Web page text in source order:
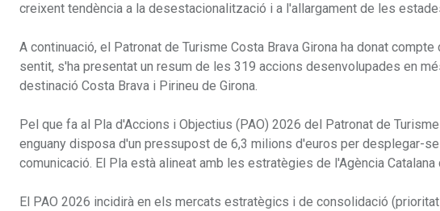
creixent tendència a la desestacionalització i a l'allargament de les
A continuació, el Patronat de Turisme Costa Brava Girona ha donat
sentit, s'ha presentat un resum de les 319 accions desenvolupades en
destinació Costa Brava i Pirineu de Girona.
Pel que fa al Pla d'Accions i Objectius (PAO) 2026 del Patronat de
enguany disposa d'un pressupost de 6,3 milions d'euros per desplegar-
comunicació. El Pla està alineat amb les estratègies de l'Agència Catalana
El PAO 2026 incidirà en els mercats estratègics i de consolidació